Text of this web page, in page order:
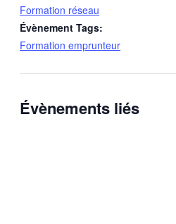
Formation réseau
Évènement Tags:
Formation emprunteur
Évènements liés